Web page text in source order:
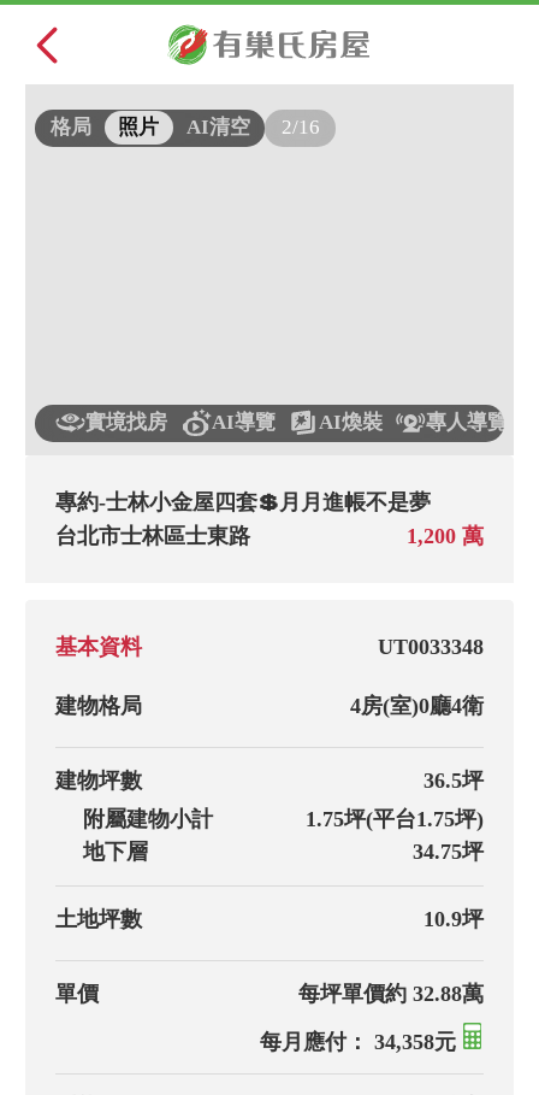
格局 照片 AI清空 2/16
實境找房 AI導覽 AI煥裝 專人導覽
專約-士林小金屋四套💲月月進帳不是夢
台北市士林區士東路
1,200 萬
基本資料 UT0033348
建物格局 4房(室)0廳4衛
建物坪數
36.5坪
附屬建物小計
1.75坪(平台1.75坪)
地下層
34.75坪
土地坪數 10.9坪
單價 每坪單價約 32.88萬
每月應付： 34,358元